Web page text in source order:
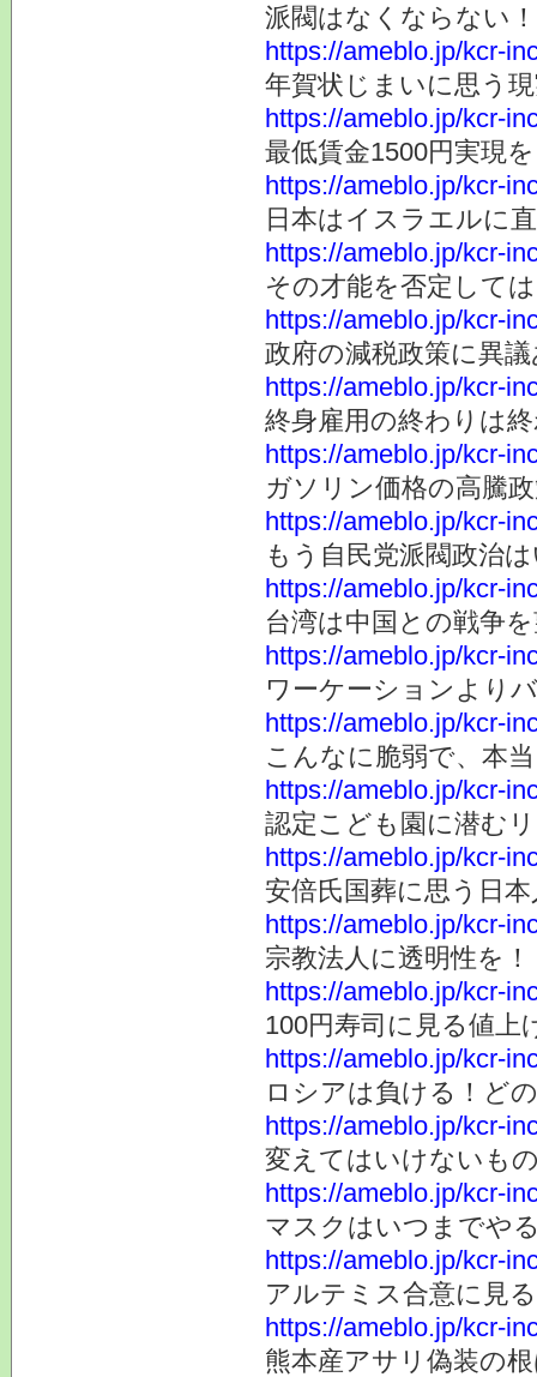
派閥はなくならない
https://ameblo.jp/kcr-
年賀状じまいに思う
https://ameblo.jp/kcr-
最低賃金1500円実現
https://ameblo.jp/kcr-
日本はイスラエルに
https://ameblo.jp/kcr-
その才能を否定して
https://ameblo.jp/kcr-
政府の減税政策に異
https://ameblo.jp/kcr-
終身雇用の終わりは
https://ameblo.jp/kcr-
ガソリン価格の高騰
https://ameblo.jp/kcr-
もう自民党派閥政治
https://ameblo.jp/kcr-
台湾は中国との戦争
https://ameblo.jp/kcr-
ワーケーションより
https://ameblo.jp/kcr-
こんなに脆弱で、本
https://ameblo.jp/kcr-
認定こども園に潜む
https://ameblo.jp/kcr-
安倍氏国葬に思う日
https://ameblo.jp/kcr-
宗教法人に透明性を！
https://ameblo.jp/kcr-
100円寿司に見る値上
https://ameblo.jp/kcr-
ロシアは負ける！ど
https://ameblo.jp/kcr-
変えてはいけないも
https://ameblo.jp/kcr-
マスクはいつまでや
https://ameblo.jp/kcr-
アルテミス合意に見
https://ameblo.jp/kcr-
熊本産アサリ偽装の